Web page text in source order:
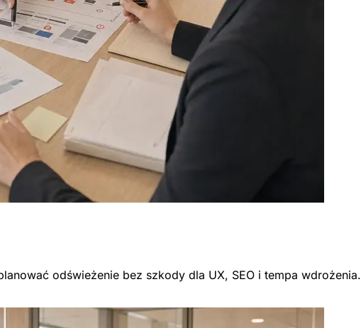
odświeżenie bez szkody dla UX, SEO i tempa wdrożenia.